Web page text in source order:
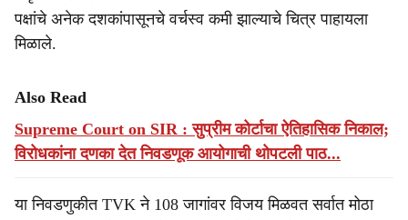
पक्षांचे अनेक दशकांपासूनचे वर्चस्व कमी झाल्याचे चित्र पाहायला
मिळाले.
Also Read
Supreme Court on SIR : सुप्रीम कोर्टाचा ऐतिहासिक निकाल;
विरोधकांना दणका देत निवडणूक आयोगाची थोपटली पाठ...
या निवडणुकीत TVK ने 108 जागांवर विजय मिळवत सर्वात मोठा